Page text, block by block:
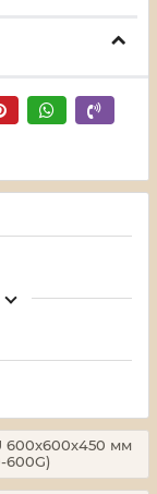
600x600х450 мм
600G)